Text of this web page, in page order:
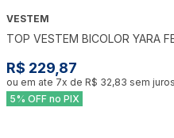
VESTEM
TOP VESTEM BICOLOR YARA
R$ 229,87
ou em ate 7x de R$ 32,83 sem juros
5% OFF no PIX